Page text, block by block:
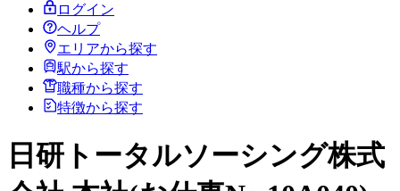
ログイン
ヘルプ
エリアから探す
駅から探す
職種から探す
特徴から探す
日研トータルソーシング株式